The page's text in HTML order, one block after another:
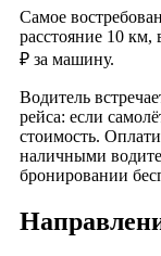
Самое
расстояние 10 км,
₽ за машину.
Водитель
рейса: если
стоимость.
наличными
бронировании